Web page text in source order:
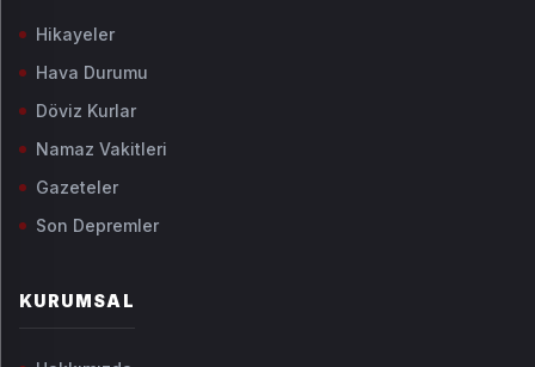
Hikayeler
Hava Durumu
Döviz Kurlar
Namaz Vakitleri
Gazeteler
Son Depremler
KURUMSAL